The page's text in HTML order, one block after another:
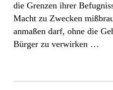
die Grenzen ihrer
Macht zu Zwecken
anmaßen darf, ohne die
Bürger zu verwirken …